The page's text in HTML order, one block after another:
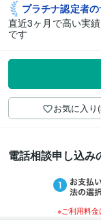
プラチナ認定者の
直近3ヶ月で高い実
です
お気に入り
電話相談申し込み
※ご利用料